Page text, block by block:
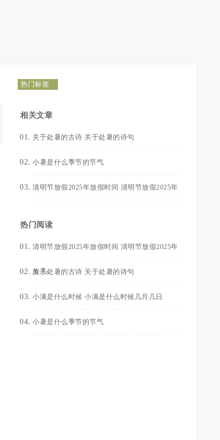
热门标签
相关文章
关于处暑的古诗 关于处暑的诗句
小暑是什么季节的节气
清明节放假2025年放假时间 清明节放假2025年
热门阅读
清明节放假2025年放假时间 清明节放假2025年
放几
关于处暑的古诗 关于处暑的诗句
小满是什么时候 小满是什么时候几月几日
小暑是什么季节的节气